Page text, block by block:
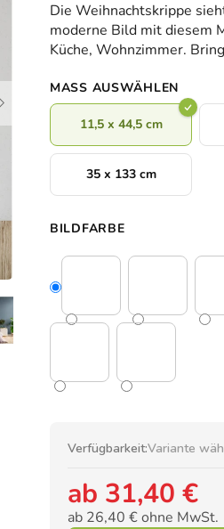
Produktbewertung
ist
0,0
5
Sternen.
Die Weihnachtskrippe
moderne Bild mit diesem
Küche, Wohnzimmer.
MASS AUSWÄHLEN
11,5 x 44,5 cm
35 x 133 cm
BILDFARBE
Verfügbarkeit:Variante
ab 31,40 €
ab 26,40 €ohne MwSt.